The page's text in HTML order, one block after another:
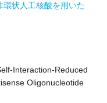
状人工核酸を用いた
Interaction-Reduced
Oligonucleotide